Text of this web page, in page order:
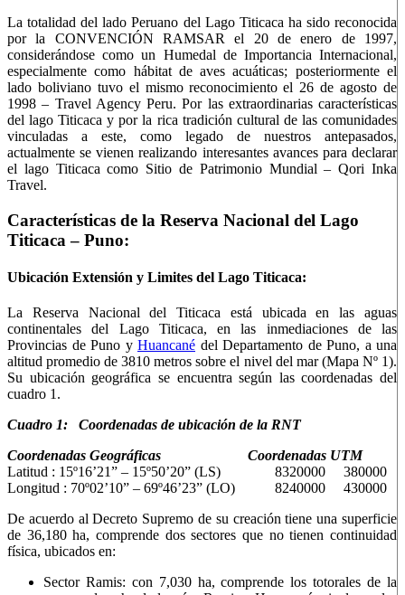
La totalidad del lado Peruano del Lago Titicaca ha sido reconocida
por la CONVENCIÓN RAMSAR el 20 de enero de 1997,
considerándose como un Humedal de Importancia Internacional,
especialmente como hábitat de aves acuáticas; posteriormente el
lado boliviano tuvo el mismo reconocimiento el 26 de agosto de
1998 – Travel Agency Peru. Por las extraordinarias características
del lago Titicaca y por la rica tradición cultural de las comunidades
vinculadas a este, como legado de nuestros antepasados,
actualmente se vienen realizando interesantes avances para declarar
el lago Titicaca como Sitio de Patrimonio Mundial – Qori Inka
Travel.
Características de la Reserva Nacional del Lago
Titicaca – Puno:
Ubicación Extensión y Limites del Lago Titicaca:
La Reserva Nacional del Titicaca está ubicada en las aguas
continentales del Lago Titicaca, en las inmediaciones de las
Provincias de Puno y Huancané del Departamento de Puno, a una
altitud promedio de 3810 metros sobre el nivel del mar (Mapa Nº 1).
Su ubicación geográfica se encuentra según las coordenadas del
cuadro 1.
Cuadro 1: Coordenadas de ubicación de la RNT
Coordenadas Geográficas Coordenadas UTM
Latitud : 15º16’21” – 15º50’20” (LS) 8320000 380000
Longitud : 70º02’10” – 69º46’23” (LO) 8240000 430000
De acuerdo al Decreto Supremo de su creación tiene una superficie
de 36,180 ha, comprende dos sectores que no tienen continuidad
física, ubicados en:
Sector Ramis: con 7,030 ha, comprende los totorales de la